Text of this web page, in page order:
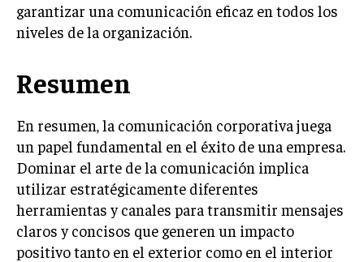
garantizar una comunicación eficaz en todos los
niveles de la organización.
Resumen
En resumen, la comunicación corporativa juega
un papel fundamental en el éxito de una empresa.
Dominar el arte de la comunicación implica
utilizar estratégicamente diferentes
herramientas y canales para transmitir mensajes
claros y concisos que generen un impacto
positivo tanto en el exterior como en el interior